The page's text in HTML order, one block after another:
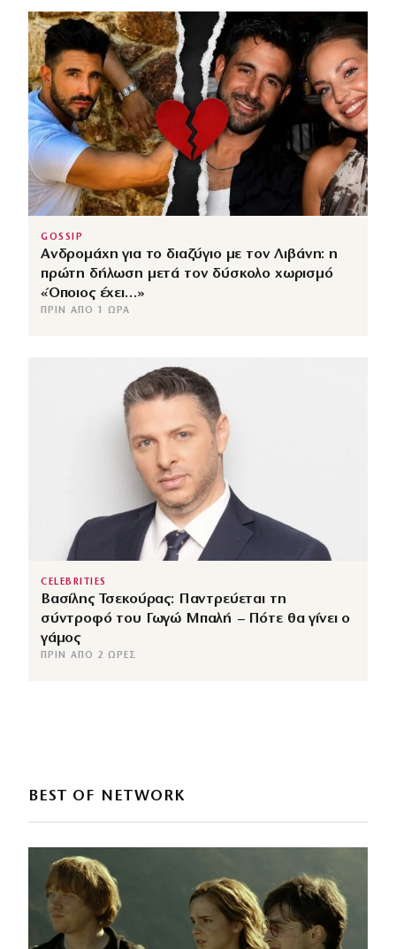
GOSSIP
Ανδρομάχη για το διαζύγιο με τον Λιβάνη: η
πρώτη δήλωση μετά τον δύσκολο χωρισμό
«Όποιος έχει…»
ΠΡΙΝ ΑΠΌ 1 ΏΡΑ
CELEBRITIES
Βασίλης Τσεκούρας: Παντρεύεται τη
σύντροφό του Γωγώ Μπαλή – Πότε θα γίνει ο
γάμος
ΠΡΙΝ ΑΠΌ 2 ΏΡΕΣ
BEST OF NETWORK